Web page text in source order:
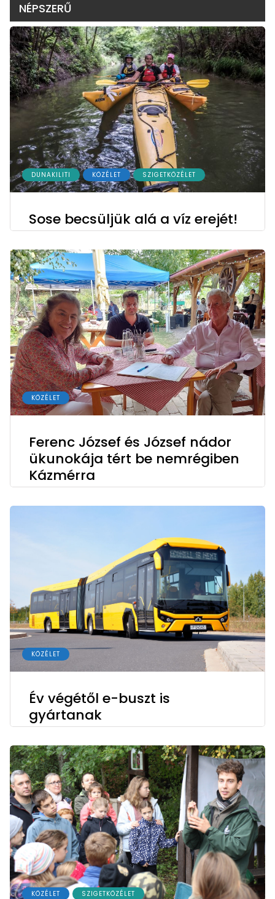
NÉPSZERŰ
DUNAKILITI KÖZÉLET SZIGETKÖZÉLET
Sose becsüljük alá a víz erejét!
KÖZÉLET
Ferenc József és József nádor
ükunokája tért be nemrégiben
Kázmérra
KÖZÉLET
Év végétől e-buszt is
gyártanak
KÖZÉLET SZIGETKÖZÉLET